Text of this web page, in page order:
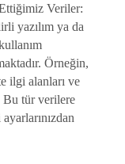
Veriler:
yazılım ya da
Örneğin,
ilgi alanları ve
Bu tür verilere